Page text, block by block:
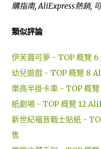
購指南, AliExpress熱銷,
類似評論
伊芙寶可夢 - TOP 概覽
幼兒遊戲 - TOP 概覽 8
樂高半掛卡車 - TOP 概
紙劇場 - TOP 概覽 12
新世紀福音戰士貼紙 -
售